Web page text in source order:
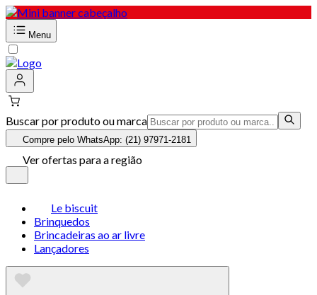
Menu
Buscar por produto ou marca
Compre pelo WhatsApp: (21) 97971-2181
Ver ofertas para a região
Le biscuit
Brinquedos
Brincadeiras ao ar livre
Lançadores